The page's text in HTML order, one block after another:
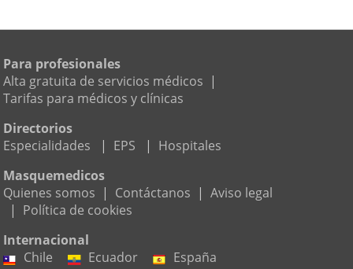
Para profesionales
Alta gratuita de servicios médicos |
Tarifas para médicos y clínicas
Directorios
Especialidades
| EPS | Hospitales
Masquemedicos
Quienes somos | Contáctanos | Aviso legal
| Política de cookies
Internacional
Chile
Ecuador
España